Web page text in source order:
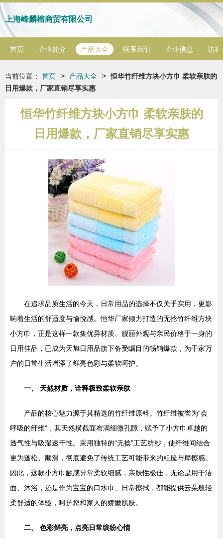
上海峰麟榕商贸有限公司
首页 企业简介 产品大全 联系我们 企业信息 访客
当前位置： 首页 > 产品大全 > 恒华竹纤维方块小方巾 柔软亲肤的
日用爆款，厂家直销尽享实惠
恒华竹纤维方块小方巾 柔软亲肤的
日用爆款，厂家直销尽享实惠
在追求品质生活的今天，日常用品的选择不仅关乎实用，更影
响着生活的舒适度与愉悦感。恒华厂家倾力打造的无捻竹纤维方块
小方巾，正是这样一款集优异材质、靓丽外观与亲民价格于一身的
日用佳品，已成为天旭日用品旗下备受瞩目的畅销爆款，为千家万
户的日常生活增添了鲜亮色彩与柔软呵护。
一、 天然材质，诠释极致柔软亲肤
产品的核心魅力源于其精选的竹纤维原料。竹纤维被誉为“会
呼吸的纤维”，其天然横截面布满细微孔隙，赋予了小方巾卓越的
透气性与吸湿速干性。采用独特的“无捻”工艺纺纱，使纤维间结合
更为蓬松、顺滑，彻底避免了传统工艺可能带来的粗糙与摩擦感。
因此，这款小方巾触感异常柔软细腻，亲肤性极佳，无论是用于洁
面、沐浴，还是作为宝宝的口水巾、日常擦拭，都能提供云朵般轻
柔舒适的体验，呵护您和家人的娇嫩肌肤。
二、 色彩鲜亮，点亮日常缤纷心情